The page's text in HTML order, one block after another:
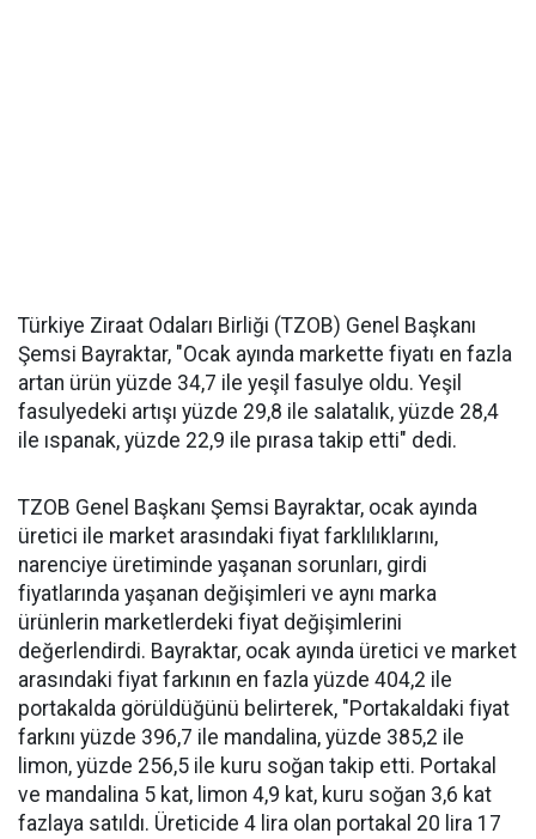
Türkiye Ziraat Odaları Birliği (TZOB) Genel Başkanı
Şemsi Bayraktar, "Ocak ayında markette fiyatı en fazla
artan ürün yüzde 34,7 ile yeşil fasulye oldu. Yeşil
fasulyedeki artışı yüzde 29,8 ile salatalık, yüzde 28,4
ile ıspanak, yüzde 22,9 ile pırasa takip etti" dedi.
TZOB Genel Başkanı Şemsi Bayraktar, ocak ayında
üretici ile market arasındaki fiyat farklılıklarını,
narenciye üretiminde yaşanan sorunları, girdi
fiyatlarında yaşanan değişimleri ve aynı marka
ürünlerin marketlerdeki fiyat değişimlerini
değerlendirdi. Bayraktar, ocak ayında üretici ve market
arasındaki fiyat farkının en fazla yüzde 404,2 ile
portakalda görüldüğünü belirterek, "Portakaldaki fiyat
farkını yüzde 396,7 ile mandalina, yüzde 385,2 ile
limon, yüzde 256,5 ile kuru soğan takip etti. Portakal
ve mandalina 5 kat, limon 4,9 kat, kuru soğan 3,6 kat
fazlaya satıldı. Üreticide 4 lira olan portakal 20 lira 17